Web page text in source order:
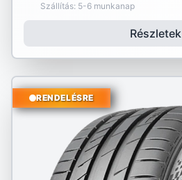
Szállítás: 5-6 munkanap
Részletek
RENDELÉSRE